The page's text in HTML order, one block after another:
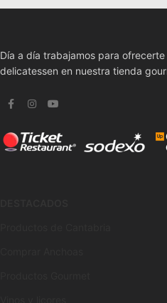
Día a día trabajamos para
delicatessen en nuestra tienda